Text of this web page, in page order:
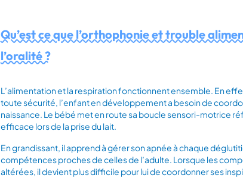
Qu’est ce que l’orthophonie et trouble
l’oralité ?
L’alimentation et la respiration fonctionnent ensemble. En
toute sécurité, l’enfant en développement a besoin de
naissance. Le bébé met en route sa boucle sensori-motrice
efficace lors de la prise du lait.
En grandissant, il apprend à gérer son apnée à chaque
compétences proches de celles de l’adulte. Lorsque les
altérées, il devient plus difficile pour lui de coordonner ses